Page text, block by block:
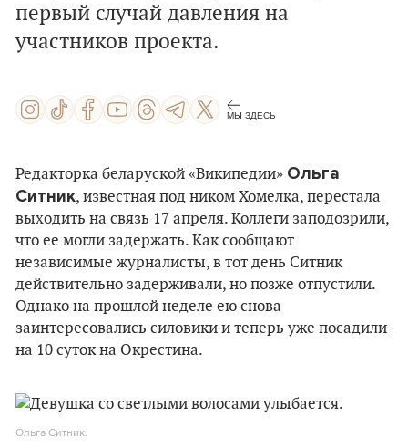
первый случай давления на
участников проекта.
МЫ ЗДЕСЬ
Редакторка беларуской «Википедии» Ольга
Ситник, известная под ником Хомелка, перестала
выходить на связь 17 апреля. Коллеги заподозрили,
что ее могли задержать. Как сообщают
независимые журналисты, в тот день Ситник
действительно задерживали, но позже отпустили.
Однако на прошлой неделе ею снова
заинтересовались силовики и теперь уже посадили
на 10 суток на Окрестина.
Ольга Ситник.